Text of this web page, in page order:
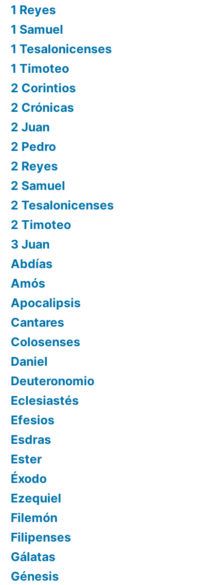
1 Reyes
1 Samuel
1 Tesalonicenses
1 Timoteo
2 Corintios
2 Crónicas
2 Juan
2 Pedro
2 Reyes
2 Samuel
2 Tesalonicenses
2 Timoteo
3 Juan
Abdías
Amós
Apocalipsis
Cantares
Colosenses
Daniel
Deuteronomio
Eclesiastés
Efesios
Esdras
Ester
Éxodo
Ezequiel
Filemón
Filipenses
Gálatas
Génesis